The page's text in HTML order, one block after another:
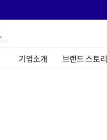
기업소개 브랜드 스토리